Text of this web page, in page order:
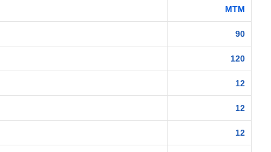
MTM
90
120
12
12
12